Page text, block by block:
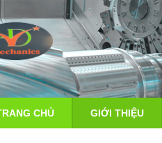
CHỦ GIỚI THIỆU